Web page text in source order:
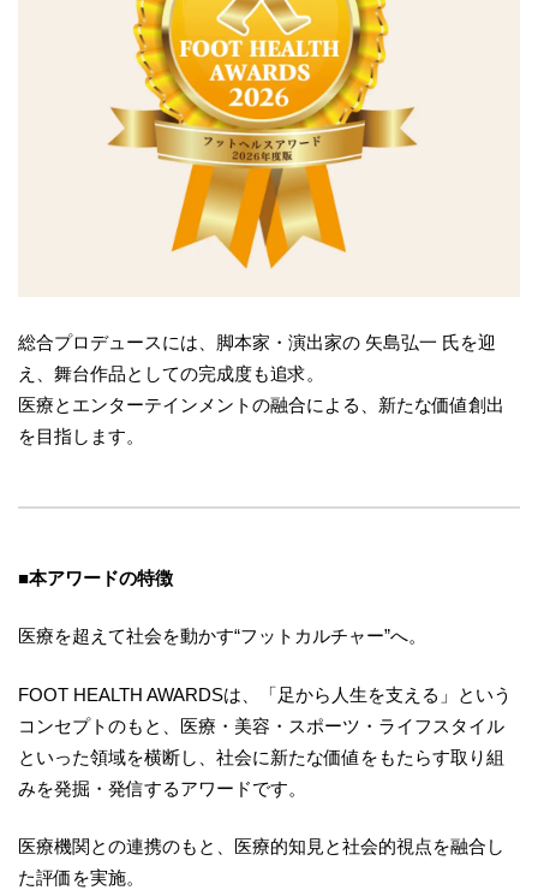
総合プロデュースには、脚本家・演出家の 矢島弘一 氏を迎
え、舞台作品としての完成度も追求。
医療とエンターテインメントの融合による、新たな価値創出
を目指します。
■本アワードの特徴
医療を超えて社会を動かす“フットカルチャー”へ。
FOOT HEALTH AWARDSは、「足から人生を支える」という
コンセプトのもと、医療・美容・スポーツ・ライフスタイル
といった領域を横断し、社会に新たな価値をもたらす取り組
みを発掘・発信するアワードです。
医療機関との連携のもと、医療的知見と社会的視点を融合し
た評価を実施。